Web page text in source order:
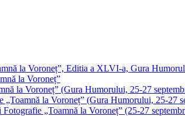
la Voroneț”, Editia a XLVI-a, Gura
la Voroneț”
la Voroneț” (Gura Humorului, 25-27
la Voroneț” (Gura Humorului, 25-27
„Toamnă la Voroneț” (25-27